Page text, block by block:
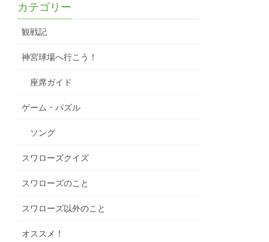
カテゴリー
観戦記
神宮球場へ行こう！
座席ガイド
ゲーム・パズル
ソング
スワローズクイズ
スワローズのこと
スワローズ以外のこと
オススメ！